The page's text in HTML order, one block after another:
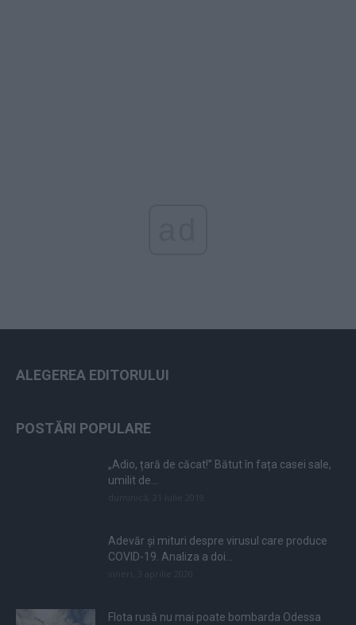
ALEGEREA EDITORULUI
POSTĂRI POPULARE
„Adio, țară de căcat!” Bătut în fața casei sale,
umilit de...
Adevăr și mituri despre virusul care produce
COVID-19. Analiza a doi...
Flota rusă nu mai poate bombarda Odessa